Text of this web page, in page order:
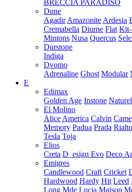
BRECCIA PARADISO
Dune
Agadir Amazonite Ardesia
Cremabella Diurne Flat Kit-
Mintons Nusa Quercus
Durstone
Indiga
Dvomo
Adrenaline Ghost Modular
E
Edimax
Golden Age Instone Naturel
El Molino
Alice America Calvin
Memory Padua Prada Rialto
Tesla Toja
Elios
Creta D_esign Evo Deco
Emigres
Candlewood Craft Cricket
Hardwood Hardy Hit Leed
Long Mde Lucia Maison